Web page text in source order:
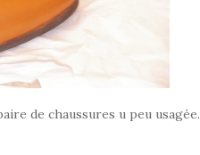
de chaussures u peu usagée.